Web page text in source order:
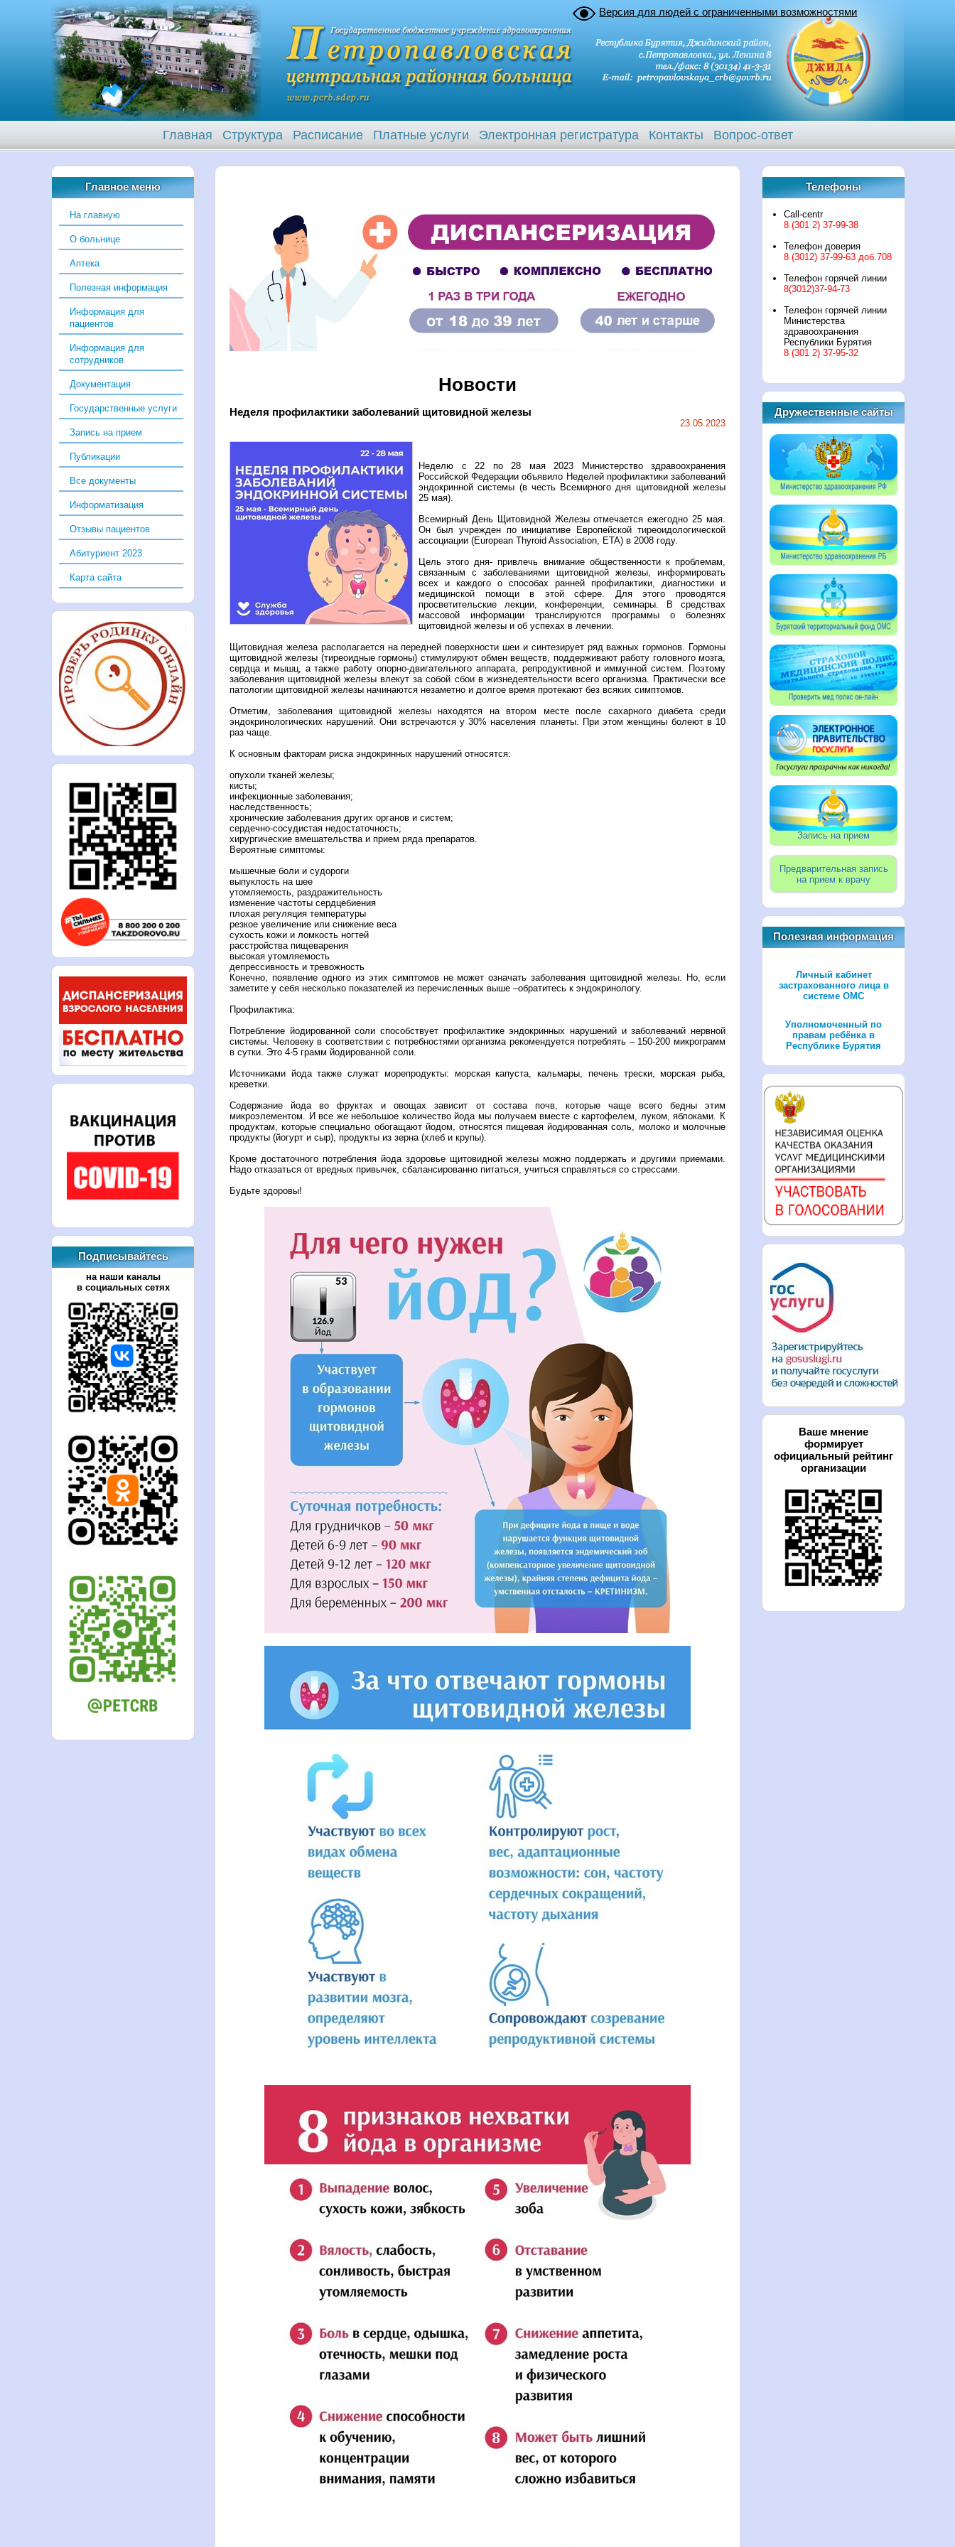
Версия для людей с ограниченными возможностями
Главная Структура Расписание Платные услуги Электронная регистратура Контакты Вопрос-ответ
Главное меню
На главную
О больнице
Аптека
Полезная информация
Информация для
пациентов
Информация для
сотрудников
Документация
Государственные услуги
Запись на прием
Публикации
Все документы
Информатизация
Отзывы пациентов
Абитуриент 2023
Карта сайта
Подписывайтесь
на наши каналы
в социальных сетях
Телефоны
Call-centr
8 (301 2) 37-99-38
Телефон доверия
8 (3012) 37-99-63 доб.708
Телефон горячей линии
8(3012)37-94-73
Телефон горячей линии
Министерства
здравоохранения
Республики Бурятия
8 (301 2) 37-95-32
Дружественные сайты
Запись на прием
Предварительная запись
на прием к врачу
Полезная информация
Личный кабинет
застрахованного лица в
системе ОМС
Уполномоченный по
правам ребёнка в
Республике Бурятия
Ваше мнение
формирует
официальный рейтинг
организации
Новости
Неделя профилактики заболеваний щитовидной железы
23.05.2023
Неделю с 22 по 28 мая 2023 Министерство здравоохранения
Российской Федерации объявило Неделей профилактики заболеваний
эндокринной системы (в честь Всемирного дня щитовидной железы
25 мая).
Всемирный День Щитовидной Железы отмечается ежегодно 25 мая.
Он был учрежден по инициативе Европейской тиреоидологической
ассоциации (European Thyroid Association, ETA) в 2008 году.
Цель этого дня- привлечь внимание общественности к проблемам,
связанным с заболеваниями щитовидной железы, информировать
всех и каждого о способах ранней профилактики, диагностики и
медицинской помощи в этой сфере. Для этого проводятся
просветительские лекции, конференции, семинары. В средствах
массовой информации транслируются программы о болезнях
щитовидной железы и об успехах в лечении.
Щитовидная железа располагается на передней поверхности шеи и синтезирует ряд важных гормонов. Гормоны
щитовидной железы (тиреоидные гормоны) стимулируют обмен веществ, поддерживают работу головного мозга,
сердца и мышц, а также работу опорно-двигательного аппарата, репродуктивной и иммунной систем. Поэтому
заболевания щитовидной железы влекут за собой сбои в жизнедеятельности всего организма. Практически все
патологии щитовидной железы начинаются незаметно и долгое время протекают без всяких симптомов.
Отметим, заболевания щитовидной железы находятся на втором месте после сахарного диабета среди
эндокринологических нарушений. Они встречаются у 30% населения планеты. При этом женщины болеют в 10
раз чаще.
К основным факторам риска эндокринных нарушений относятся:
опухоли тканей железы;
кисты;
инфекционные заболевания;
наследственность;
хронические заболевания других органов и систем;
сердечно-сосудистая недостаточность;
хирургические вмешательства и прием ряда препаратов.
Вероятные симптомы:
мышечные боли и судороги
выпуклость на шее
утомляемость, раздражительность
изменение частоты сердцебиения
плохая регуляция температуры
резкое увеличение или снижение веса
сухость кожи и ломкость ногтей
расстройства пищеварения
высокая утомляемость
депрессивность и тревожность
Конечно, появление одного из этих симптомов не может означать заболевания щитовидной железы. Но, если
заметите у себя несколько показателей из перечисленных выше –обратитесь к эндокринологу.
Профилактика:
Потребление йодированной соли способствует профилактике эндокринных нарушений и заболеваний нервной
системы. Человеку в соответствии с потребностями организма рекомендуется потреблять – 150-200 микрограмм
в сутки. Это 4-5 грамм йодированной соли.
Источниками йода также служат морепродукты: морская капуста, кальмары, печень трески, морская рыба,
креветки.
Содержание йода во фруктах и овощах зависит от состава почв, которые чаще всего бедны этим
микроэлементом. И все же небольшое количество йода мы получаем вместе с картофелем, луком, яблоками. К
продуктам, которые специально обогащают йодом, относятся пищевая йодированная соль, молоко и молочные
продукты (йогурт и сыр), продукты из зерна (хлеб и крупы).
Кроме достаточного потребления йода здоровье щитовидной железы можно поддержать и другими приемами.
Надо отказаться от вредных привычек, сбалансированно питаться, учиться справляться со стрессами.
Будьте здоровы!